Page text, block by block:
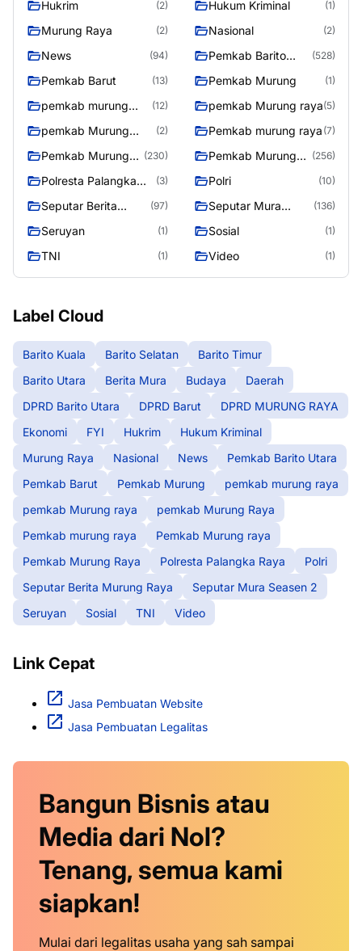
Hukrim (2) Hukum Kriminal (1)
Murung Raya (2) Nasional (2)
News (94)
Pemkab Barito
(528)
Pemkab Barut (13) Pemkab Murung (1)
pemkab murung
(12) pemkab Murung raya(5)
pemkab Murung
(2) Pemkab murung raya (7)
Pemkab Murung
(230)
Pemkab Murung
(256)
Polresta Palangka
(3) Polri (10)
Seputar Berita
(97)
Seputar Mura
(136)
Seruyan (1) Sosial (1)
TNI (1) Video (1)
Label Cloud
Barito Kuala Barito Selatan
Barito Timur
Barito Utara
Berita Mura Budaya
Daerah
DPRD Barito Utara
DPRD Barut
DPRD MURUNG RAYA
Ekonomi
FYI Hukrim
Hukum Kriminal
Murung Raya
Nasional News
Pemkab Barito Utara
Pemkab Barut
Pemkab Murung
pemkab murung raya
pemkab Murung raya
pemkab Murung Raya
Pemkab murung raya
Pemkab Murung raya
Pemkab Murung Raya
Polresta Palangka Raya
Polri
Seputar Berita Murung Raya
Seputar Mura Seasen 2
Seruyan
Sosial TNI Video
Link Cepat
Jasa Pembuatan Website
Jasa Pembuatan Legalitas
Bangun Bisnis atau
Media dari Nol?
Tenang, semua kami
siapkan!
Mulai dari legalitas usaha yang sah sampai